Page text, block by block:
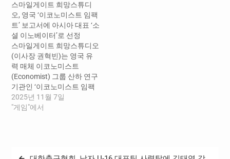
재명 대통령의 인도 순방을
계기로 인도 현지 기업과 VC
들을 대상으로 UGF를 소개
하기 위해 마련됐으며, 김정
관 산업통상부 장관과 네이
버 최수연 대표, 김창한 크래
프톤 대표와 손현일…
스마일게이트 희망스튜디
오, 영국 ‘이코노미스트 임팩
트’ 보고서에 아시아 대표 ‘소
셜 이노베이터’로 선정
스마일게이트 희망스튜디오
(이사장 권혁빈)는 영국 유
력 매체 이코노미스트
(Economist) 그룹 산하 연구
기관인 ‘이코노미스트 임팩
트’가 발간한 최신 보고서 ‘아
시아 기업의 선행 비즈니스
2025년 11월 7일
"게임"에서
글